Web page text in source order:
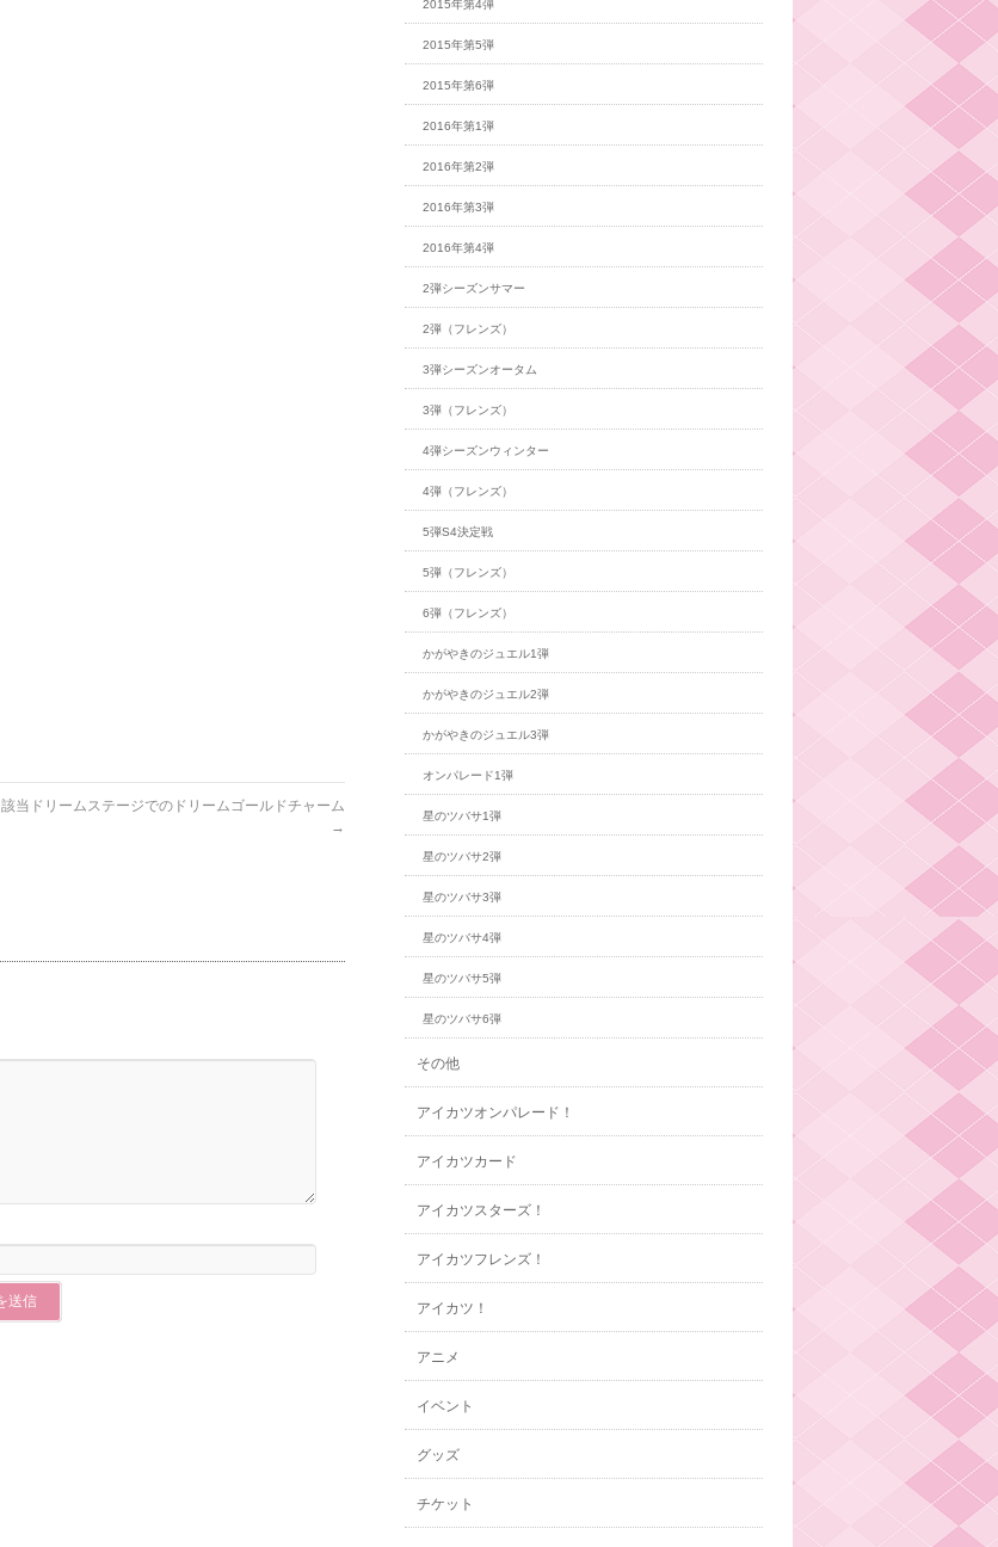
該当ドリームステージでのドリームゴールドチャーム
→
2015年第4弾
2015年第5弾
2015年第6弾
2016年第1弾
2016年第2弾
2016年第3弾
2016年第4弾
2弾シーズンサマー
2弾（フレンズ）
3弾シーズンオータム
3弾（フレンズ）
4弾シーズンウィンター
4弾（フレンズ）
5弾S4決定戦
5弾（フレンズ）
6弾（フレンズ）
かがやきのジュエル1弾
かがやきのジュエル2弾
かがやきのジュエル3弾
オンパレード1弾
星のツバサ1弾
星のツバサ2弾
星のツバサ3弾
星のツバサ4弾
星のツバサ5弾
星のツバサ6弾
その他
アイカツオンパレード！
アイカツカード
アイカツスターズ！
アイカツフレンズ！
アイカツ！
アニメ
イベント
グッズ
チケット